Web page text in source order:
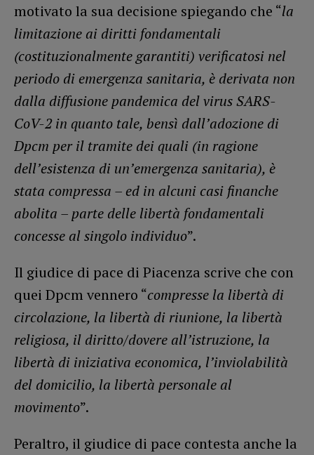
motivato la sua decisione spiegando che “la
limitazione ai diritti fondamentali
(costituzionalmente garantiti) verificatosi nel
periodo di emergenza sanitaria, è derivata non
dalla diffusione pandemica del virus SARS-
CoV-2 in quanto tale, bensì dall’adozione di
Dpcm per il tramite dei quali (in ragione
dell’esistenza di un’emergenza sanitaria), è
stata compressa – ed in alcuni casi finanche
abolita – parte delle libertà fondamentali
concesse al singolo individuo”.
Il giudice di pace di Piacenza scrive che con
quei Dpcm vennero “compresse la libertà di
circolazione, la libertà di riunione, la libertà
religiosa, il diritto/dovere all’istruzione, la
libertà di iniziativa economica, l’inviolabilità
del domicilio, la libertà personale al
movimento”.
Peraltro, il giudice di pace contesta anche la